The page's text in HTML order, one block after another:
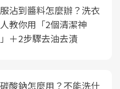
沾到醬料怎麼辦？洗衣
教你用「2個清潔神
＋2步驟去油去漬
酸鈉怎麼用？不能洗什